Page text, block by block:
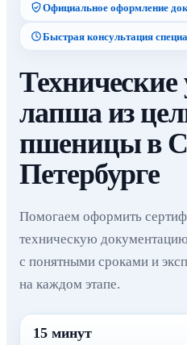
Официальное оформление
Быстрая консультация
Технические
лапша из
пшеницы в
Петербурге
Помогаем оформить
техническую
с понятными сроками и
на каждом этапе.
15 минут